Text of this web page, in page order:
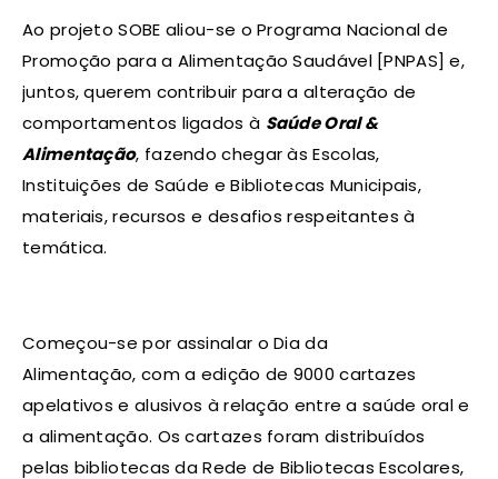
Ao projeto SOBE aliou-se o Programa Nacional de
Promoção para a Alimentação Saudável [PNPAS] e,
juntos, querem contribuir para a alteração de
comportamentos ligados à Saúde Oral &
Alimentação, fazendo chegar às Escolas,
Instituições de Saúde e Bibliotecas Municipais,
materiais, recursos e desafios respeitantes à
temática.
Começou-se por assinalar o Dia da
Alimentação, com a edição de 9000 cartazes
apelativos e alusivos à relação entre a saúde oral e
a alimentação. Os cartazes foram distribuídos
pelas bibliotecas da Rede de Bibliotecas Escolares,